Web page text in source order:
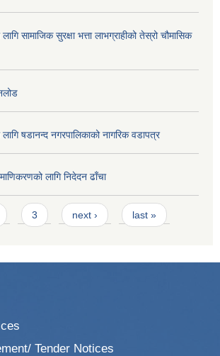
सामाजिक सुरक्षा भत्ता लाभग्राहीको तेस्रो चौमासिक
षडानन्द नगरपालिकाको नागरिक वडापत्र
लागि निदेदन ढाँचा
3 next › last »
Tender Notices